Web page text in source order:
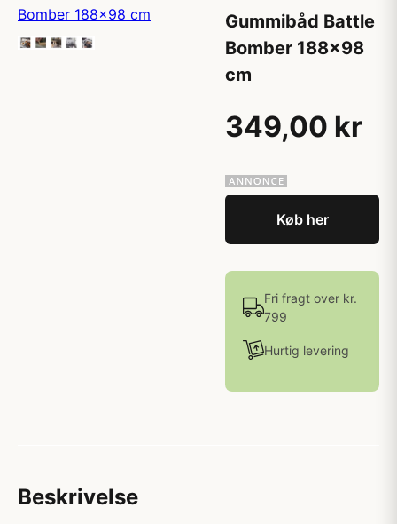
Gummibåd Battle
Bomber 188x98
cm
349,00 kr
Køb her
Fri fragt over kr.
799
Hurtig levering
Beskrivelse